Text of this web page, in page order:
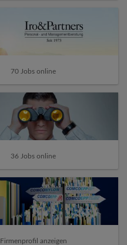
70 Jobs online
36 Jobs online
Firmenprofil anzeigen